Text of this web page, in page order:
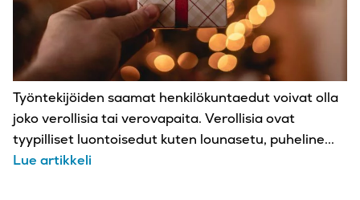
Työntekijöiden saamat henkilökuntaedut voivat olla
joko verollisia tai verovapaita. Verollisia ovat
tyypilliset luontoisedut kuten lounasetu, puheline...
Lue artikkeli